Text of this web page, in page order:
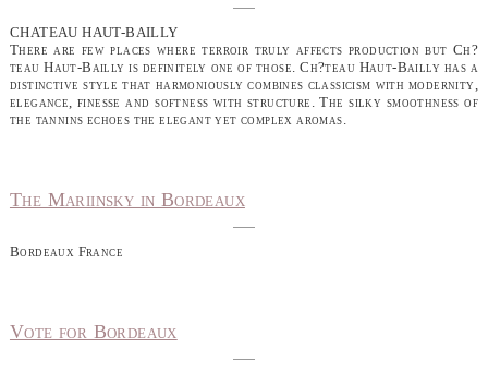
CHATEAU HAUT-BAILLY
There are few places where terroir truly affects production but Ch?
teau Haut-Bailly is definitely one of those. Ch?teau Haut-Bailly has a
distinctive style that harmoniously combines classicism with modernity,
elegance, finesse and softness with structure. The silky smoothness of
the tannins echoes the elegant yet complex aromas.
The Mariinsky in Bordeaux
Bordeaux France
Vote for Bordeaux